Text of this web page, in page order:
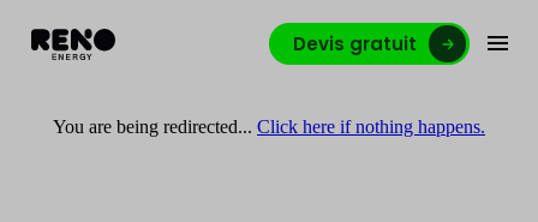
Devis gratuit
You are being redirected... Click here if nothing happens.